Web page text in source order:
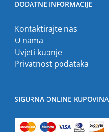
DODATNE INFORMACIJE
Kontaktirajte nas
O nama
Uvjeti kupnje
Privatnost podataka
SIGURNA ONLINE KUPOVINA